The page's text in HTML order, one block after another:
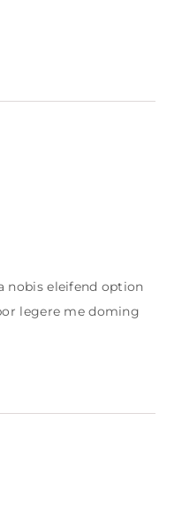
nobis eleifend option
legere me doming